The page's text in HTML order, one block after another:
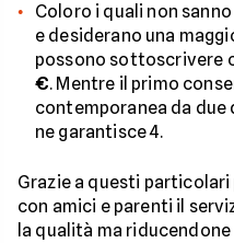
Coloro i quali non
e desiderano una
possono sottoscrivere
€. Mentre il primo
contemporanea da
ne garantisce 4.
Grazie a questi
con amici e parenti il
la qualità ma